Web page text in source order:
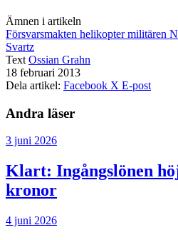
Ämnen i artikeln
Försvarsmakten helikoptermilitären
Svartz
Text Ossian Grahn
18 februari 2013
Dela artikel: Facebook X E-post
Andra läser
3 juni 2026
Klart: Ingångslönen
kronor
4 juni 2026